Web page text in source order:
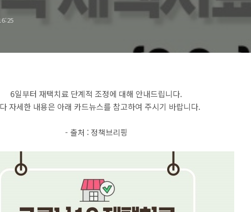
6일부터 재택치료 단계적 조정에 대해 안내드립니다.
자세한 내용은 아래 카드뉴스를 참고하여 주시기 바랍니다.
- 출처 : 정책브리핑